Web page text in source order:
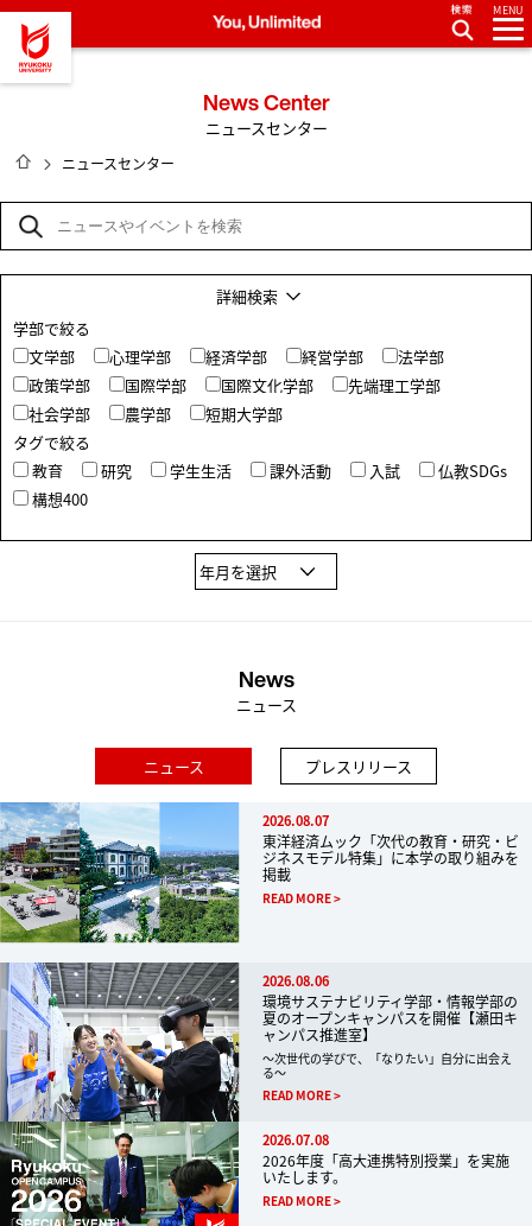
龍谷大学 You, Unlimited
MENU
News Center
ニュースセンター
HOME
ニュースセンター
詳細検索
学部で絞る
文学部
心理学部 経済学部 経営学部
法学部
政策学部
国際学部 国際文化学部
先端理工学部
社会学部
農学部
短期大学部
タグで絞る
教育
研究 学生生活 課外活動 入試
仏教SDGs
構想400
News
ニュース
ニュース プレスリリース
2026.08.07
東洋経済ムック「次代の教育・研究・ビ
ジネスモデル特集」に本学の取り組みを
掲載
READ MORE
2026.08.06
環境サステナビリティ学部・情報学部の
夏のオープンキャンパスを開催【瀬田キ
ャンパス推進室】
～次世代の学びで、「なりたい」自分に出会え
る～
READ MORE
2026.07.08
2026年度「高大連携特別授業」を実施
いたします。
READ MORE